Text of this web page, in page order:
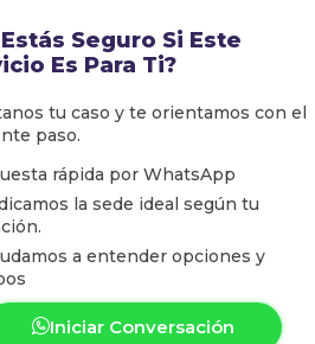
Seguro Si Este
Es Para Ti?
tu caso y te orientamos con el
paso.
rápida por WhatsApр
la sede ideal según tu
a entender opciones y
Iniciar Conversación